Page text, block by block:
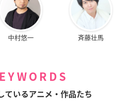
中村悠一 斉藤壮馬
ているアニメ・作品たち